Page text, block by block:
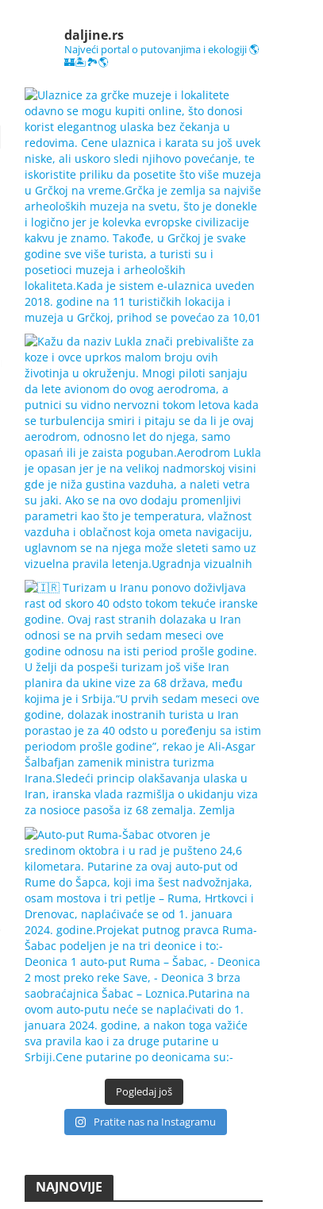
daljine.rs
Najveći portal o putovanjima i ekologiji 🌎
🏰🏝️🏞️🌎
Pogledaj još
Pratite nas na Instagramu
NAJNOVIJE